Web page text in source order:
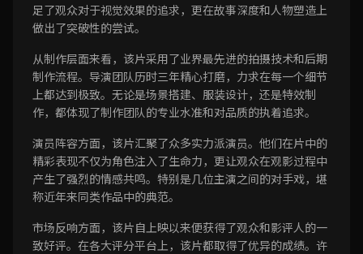
足了观众对于视觉效果的追求，更在故事深度和人物塑造上
做出了突破性的尝试。
从制作层面来看，该片采用了业界最先进的拍摄技术和后期
制作流程。导演团队历时三年精心打磨，力求在每一个细节
上都达到极致。无论是场景搭建、服装设计，还是特效制
作，都体现了制作团队的专业水准和对品质的执着追求。
演员阵容方面，该片汇聚了众多实力派演员。他们在片中的
精彩表现不仅为角色注入了生命力，更让观众在观影过程中
产生了强烈的情感共鸣。特别是几位主演之间的对手戏，堪
称近年来同类作品中的典范。
市场反响方面，该片自上映以来便获得了观众和影评人的一
致好评。在各大评分平台上，该片都取得了优异的成绩。许